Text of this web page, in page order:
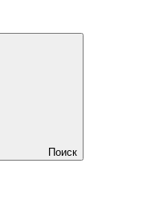
Поиск